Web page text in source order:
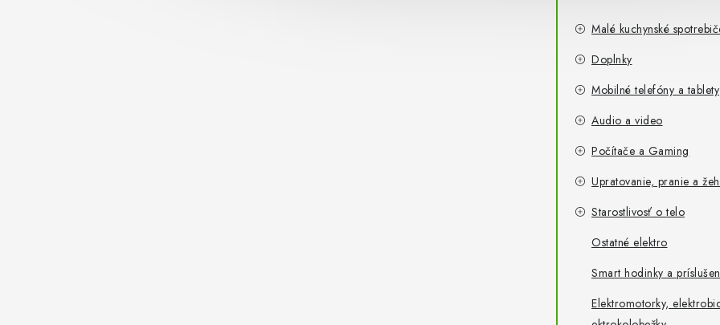
Malé kuchynské
Doplnky
Mobilné telefóny a tablety
Audio a video
Počítače a Gaming
Upratovanie, pranie a
Starostlivosť o telo
Ostatné elektro
Smart hodinky a
Elektromotorky,